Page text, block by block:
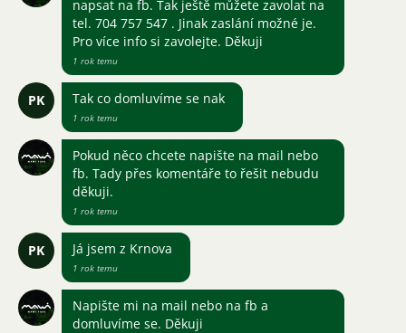
napsat na fb. Tak ještě můžete zavolat na
tel. 704 757 547 . Jinak zaslání možné je.
Pro více info si zavolejte. Děkuji
1 rok temu
PK Tak co domluvíme se nak
1 rok temu
Pokud něco chcete napište na mail nebo
fb. Tady přes komentáře to řešit nebudu
děkuji.
1 rok temu
PK Já jsem z Krnova
1 rok temu
Napište mi na mail nebo na fb a
domluvíme se. Děkuji